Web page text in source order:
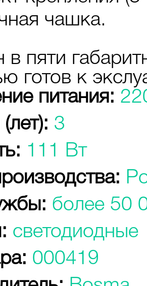
чашка.
в пяти
готов к
питания:
(лет): 3
111 Вт
более 50
светодиодные
000419